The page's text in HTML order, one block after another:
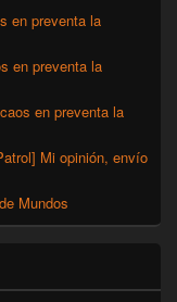
en preventa la
en preventa la
en preventa la
Mi opinión, envío
Mundos